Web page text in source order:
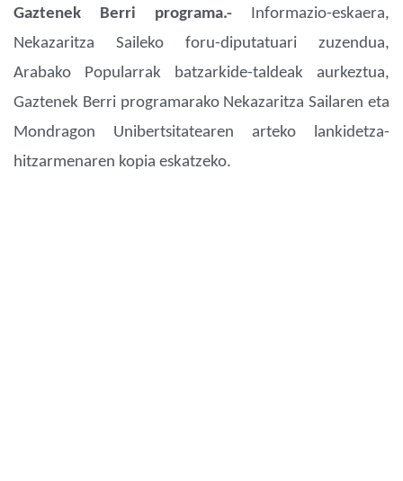
Gaztenek Berri programa.-
Informazio-eskaera,
Nekazaritza Saileko foru-diputatuari zuzendua,
Arabako Popularrak batzarkide-taldeak aurkeztua,
Gaztenek Berri programarako Nekazaritza Sailaren eta
Mondragon Unibertsitatearen arteko lankidetza-
hitzarmenaren kopia eskatzeko.